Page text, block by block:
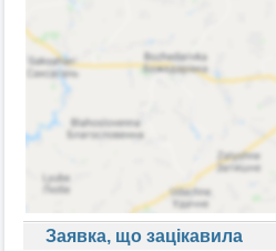
Заявка, що зацікавила